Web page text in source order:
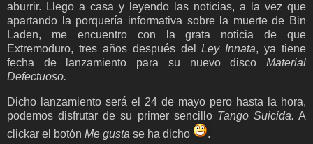
aburrir. Llego a casa y leyendo las noticias, a la vez que
apartando la porquería informativa sobre la muerte de Bin
Laden, me encuentro con la grata noticia de que
Extremoduro, tres años después delLey Innata, ya tiene
fecha de lanzamiento para su nuevo disco Material
Defectuoso.
Dicho lanzamiento será el 24 de mayo pero hasta la hora,
podemos disfrutar de su primer sencilloTango Suicida. A
clickar el botón Me gusta se ha dicho .